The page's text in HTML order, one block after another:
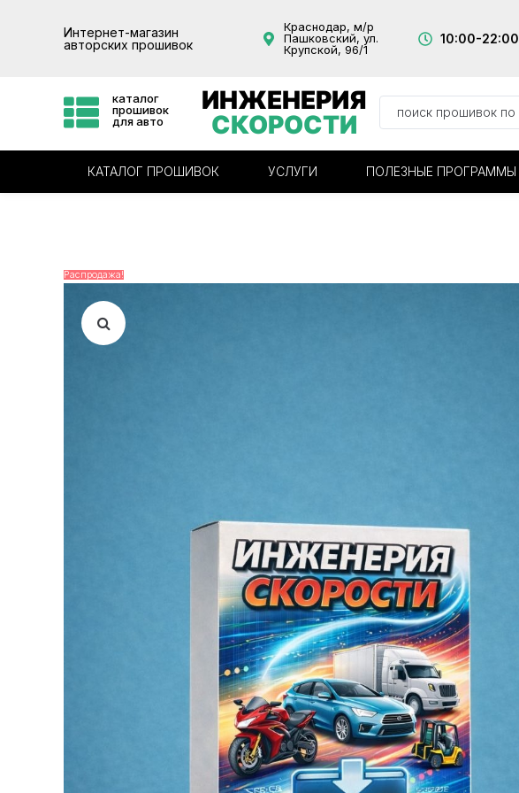
Интернет-магазин
авторских прошивок
Краснодар, м/р
Пашковский, ул.
Крупской, 96/1
10:00-22:00
каталог
прошивок
для авто
ИНЖЕНЕРИЯ
СКОРОСТИ
КАТАЛОГ ПРОШИВОК УСЛУГИ ПОЛЕЗНЫЕ ПРОГРАММЫ
Распродажа!